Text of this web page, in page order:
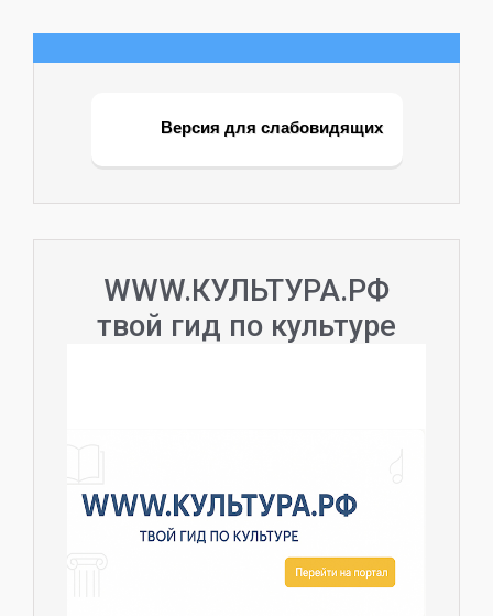
Версия для слабовидящих
WWW.КУЛЬТУРА.РФ
твой гид по культуре